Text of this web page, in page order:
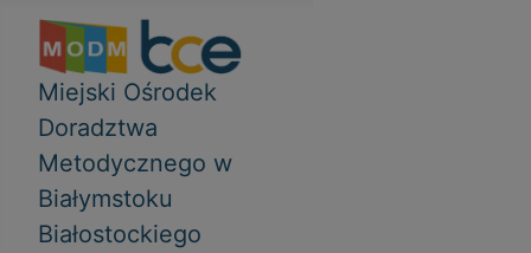
Miejski Ośrodek
Doradztwa
Metodycznego w
Białymstoku
Białostockiego